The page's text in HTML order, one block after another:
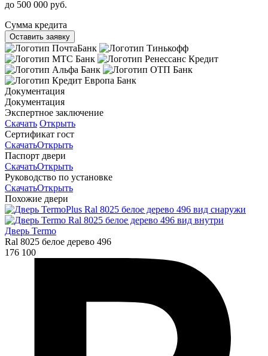
до 500 000 руб.
Сумма кредита
Оставить заявку
Документация
Документация
Экспертное заключение
Скачать Открыть
Сертификат гост
СкачатьОткрыть
Паспорт двери
СкачатьОткрыть
Руководство по установке
СкачатьОткрыть
Похожие двери
Дверь Termo
Ral 8025 белое дерево 496
176 100